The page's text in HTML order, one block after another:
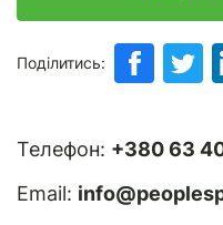
Поділитись:
Телефон: +380 63
Email: